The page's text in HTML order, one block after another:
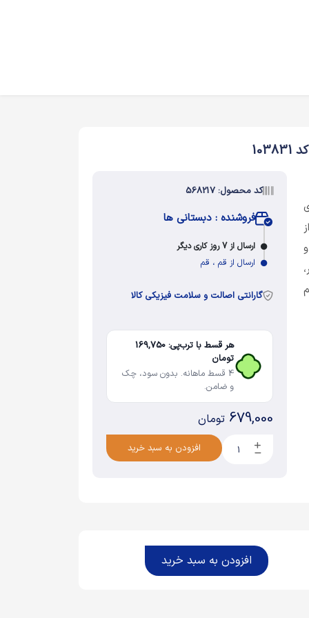
کد محصول: 568217
فروشنده : دبستانی ها
ارسال از 7 روز کاری دیگر
ارسال از قم ، قم
گارانتی اصالت و سلامت فیزیکی کالا
هر قسط با ترب‌پی: 169,750
تومان
4 قسط ماهانه. بدون سود، چک
و ضامن.
679,000 تومان
افزودن به سبد خرید
افزودن به سبد خرید